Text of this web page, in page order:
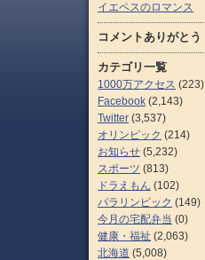
イエペスのロマンス
コメントありがとう
カテゴリ一覧
1000万アクセス (223)
Facebook (2,143)
Twitter (3,537)
オリンピック (214)
お知らせ (5,232)
スポーツ (813)
ドラえもん (102)
パラリンピック (149)
今月の宅配弁当 (0)
健康・福祉 (2,063)
北海道 (5,008)